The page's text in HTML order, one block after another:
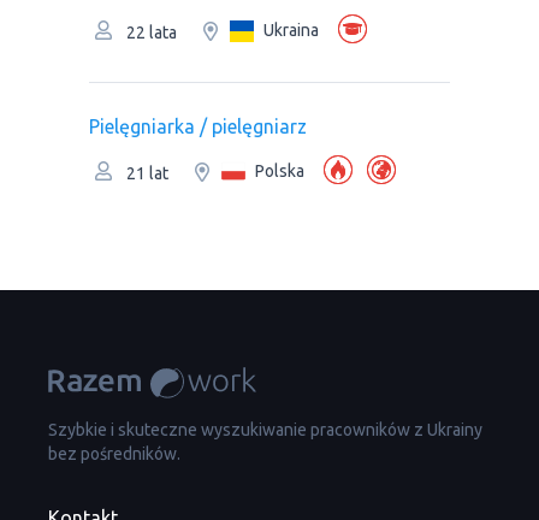
22 lata Ukraina
Pielęgniarka / pielęgniarz
21 lat Polska
Szybkie i skuteczne wyszukiwanie pracowników z Ukrainy
bez pośredników.